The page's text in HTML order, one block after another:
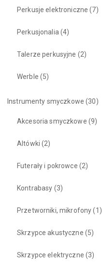
Perkusje elektroniczne (7)
Perkusjonalia(4)
Talerze perkusyjne (2)
Werble (5)
Instrumenty smyczkowe (30)
Akcesoria smyczkowe (9)
Altówki (2)
Futerały i pokrowce (2)
Kontrabasy (3)
Przetworniki, mikrofony(1)
Skrzypce akustyczne (5)
Skrzypce elektryczne (3)